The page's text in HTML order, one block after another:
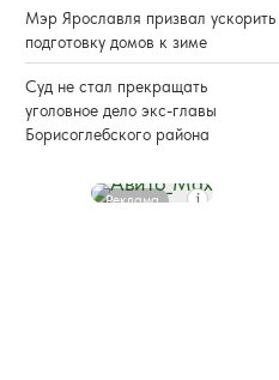
Мэр Ярославля призвал ускорить
подготовку домов к зиме
Суд не стал прекращать
уголовное дело экс-главы
Борисоглебского района
Реклама